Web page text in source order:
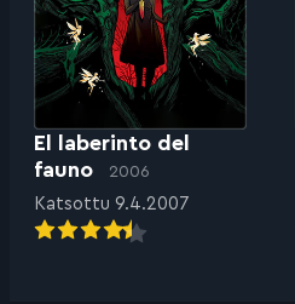
El laberinto del
fauno
2006
Katsottu 9.4.2007